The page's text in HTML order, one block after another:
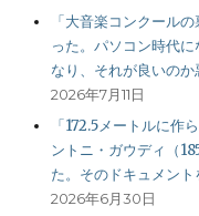
「大音楽コンクール
った。パソコン時代
なり、それが良いのか
2026年7月11日
「172.5メートルに作
ントニ・ガウディ（
た。そのドキュメント
2026年6月30日